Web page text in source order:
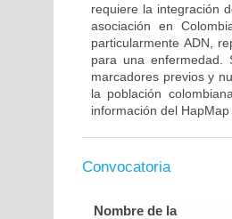
requiere la integración
asociación en
particularmente ADN,
para una enfermedad.
marcadores previos y
la población
información del
Convocatoria
Nombre de la